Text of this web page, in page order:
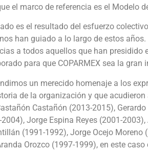
el marco de referencia es el Modelo
es el resultado del esfuerzo
han guiado a lo largo de estos
a todos aquellos que han presidido
para que COPARMEX sea la gran
un merecido homenaje a los
de la organización y que
Castañón (2013-2015),
Jorge Espina Reyes (2001-
(1991-1992), Jorge Ocejo Moreno
Orozco (1997-1999), en este